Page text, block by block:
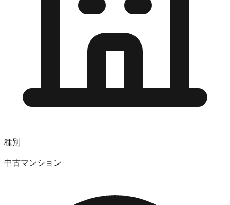
種別
中古マンション